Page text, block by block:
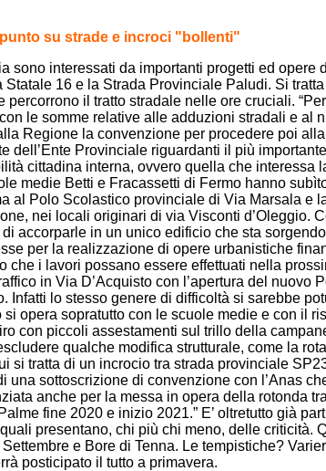
su strade e incroci "bollenti"
sono interessati da importanti progetti ed
Statale 16 e la Strada Provinciale Paludi. Si
percorrono il tratto stradale nelle ore cruciali.
le somme relative alle adduzioni stradali e al
Regione la convenzione per procedere poi
dell’Ente Provinciale riguardanti il più
cittadina interna, ovvero quella che
medie Betti e Fracassetti di Fermo hanno
al Polo Scolastico provinciale di Via Marsala e
nei locali originari di via Visconti d’Oleggio.
accorparle in un unico edificio che sta
per la realizzazione di opere urbanistiche
che i lavori possano essere effettuati nella
in Via D’Acquisto con l’apertura del
Infatti lo stesso genere di difficoltà si sarebbe
opera sopratutto con le scuole medie e con il
con piccoli assestamenti sul trillo della
qualche modifica strutturale, come la
si tratta di un incrocio tra strada provinciale
una sottoscrizione di convenzione con l’Anas
anche per la messa in opera della rotonda
fine 2020 e inizio 2021.” E’ oltretutto già
presentano, chi più chi meno, delle criticità.
e Bore di Tenna. Le tempistiche?
posticipato il tutto a primavera.